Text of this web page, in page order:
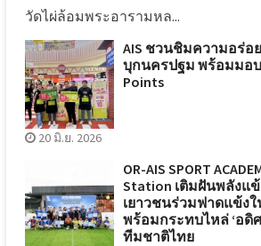
วัดไผ่ล้อมพระอารามหล...
AIS ชวนชิมความอร่อ
บุกนครปฐม พร้อมมอ
Points
20 มิ.ย. 2026
OR-AIS SPORT
Station เติมฝันพลังแ
เยาวชนร่วมฟาดแข้ง
พร้อมกระทบไหล่ ‘อดิ
ทีมชาติไทย